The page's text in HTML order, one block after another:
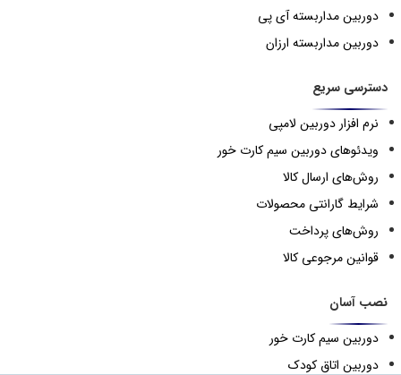
دوربین مداربسته آی پی
دوربین مداربسته ارزان
دسترسی سریع
نرم افزار دوربین لامپی
ویدئوهای دوربین سیم کارت خور
روش‌های ارسال کالا
شرایط گارانتی محصولات
روش‌های پرداخت
قوانین مرجوعی کالا
نصب آسان
دوربین سیم کارت خور
دوربین اتاق کودک